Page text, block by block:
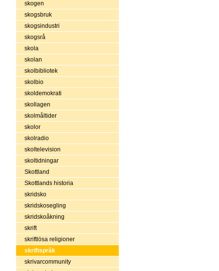
skogen
skogsbruk
skogsindustri
skogsrå
skola
skolan
skolbibliotek
skolbio
skoldemokrati
skollagen
skolmåltider
skolor
skolradio
skoltelevision
skoltidningar
Skottland
Skottlands historia
skridsko
skridskosegling
skridskoåkning
skrift
skriftlösa religioner
skriftspråk
skrivarcommunity